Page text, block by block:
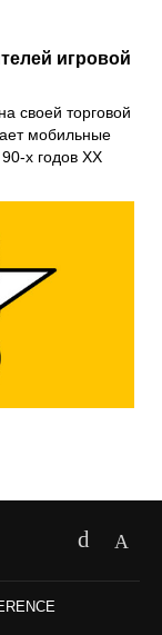
игровой
своей торговой
мобильные
х годов XX